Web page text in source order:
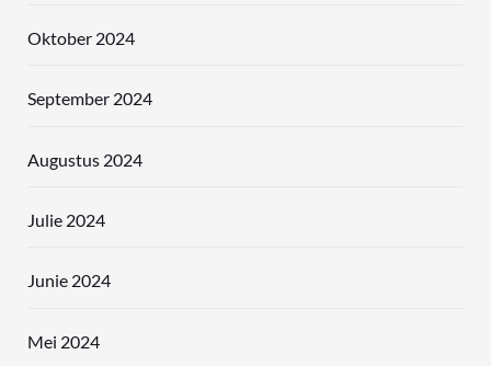
Oktober 2024
September 2024
Augustus 2024
Julie 2024
Junie 2024
Mei 2024